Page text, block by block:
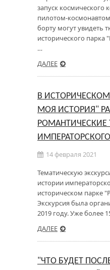
запуск космического
пилотом-
борту могут увидеть
исторического парка
…
ДАЛЕЕ
В
МОЯ ИСТОРИЯ"
РОМАНТИЧЕСКИЕ
14 февраля 2021
Тематическую
истории
историческом парке
Экскурсия была
2019 году. Уже более
ДАЛЕЕ
"ЧТО БУДЕТ